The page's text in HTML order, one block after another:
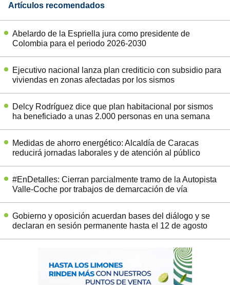
Artículos recomendados
Abelardo de la Espriella jura como presidente de
Colombia para el periodo 2026-2030
Ejecutivo nacional lanza plan crediticio con subsidio para
viviendas en zonas afectadas por los sismos
Delcy Rodríguez dice que plan habitacional por sismos
ha beneficiado a unas 2.000 personas en una semana
Medidas de ahorro energético: Alcaldía de Caracas
reducirá jornadas laborales y de atención al público
#EnDetalles: Cierran parcialmente tramo de la Autopista
Valle-Coche por trabajos de demarcación de vía
Gobierno y oposición acuerdan bases del diálogo y se
declaran en sesión permanente hasta el 12 de agosto